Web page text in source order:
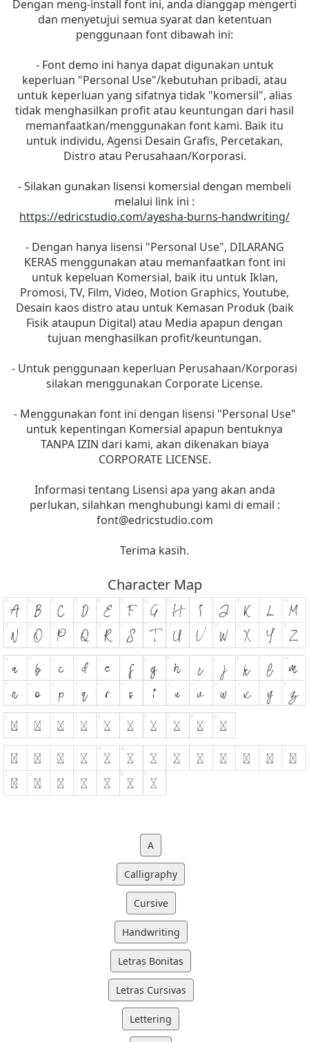
Dengan meng-install font ini, anda dianggap mengerti
dan menyetujui semua syarat dan ketentuan
penggunaan font dibawah ini:
- Font demo ini hanya dapat digunakan untuk
keperluan "Personal Use"/kebutuhan pribadi, atau
untuk keperluan yang sifatnya tidak "komersil", alias
tidak menghasilkan profit atau keuntungan dari hasil
memanfaatkan/menggunakan font kami. Baik itu
untuk individu, Agensi Desain Grafis, Percetakan,
Distro atau Perusahaan/Korporasi.
- Silakan gunakan lisensi komersial dengan membeli
melalui link ini :
https://edricstudio.com/ayesha-burns-handwriting/
- Dengan hanya lisensi "Personal Use", DILARANG
KERAS menggunakan atau memanfaatkan font ini
untuk kepeluan Komersial, baik itu untuk Iklan,
Promosi, TV, Film, Video, Motion Graphics, Youtube,
Desain kaos distro atau untuk Kemasan Produk (baik
Fisik ataupun Digital) atau Media apapun dengan
tujuan menghasilkan profit/keuntungan.
- Untuk penggunaan keperluan Perusahaan/Korporasi
silakan menggunakan Corporate License.
- Menggunakan font ini dengan lisensi "Personal Use"
untuk kepentingan Komersial apapun bentuknya
TANPA IZIN dari kami, akan dikenakan biaya
CORPORATE LICENSE.
Informasi tentang Lisensi apa yang akan anda
perlukan, silahkan menghubungi kami di email :
font@edricstudio.com
Terima kasih.
Character Map
A
Calligraphy
Cursive
Handwriting
Letras Bonitas
Letras Cursivas
Lettering